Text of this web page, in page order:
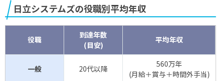
日立システムズの役職別平均年収
役職
到達年数
(目安)
平均年収
一般 20代以降
560万年
(月給＋賞与＋時間外手当)